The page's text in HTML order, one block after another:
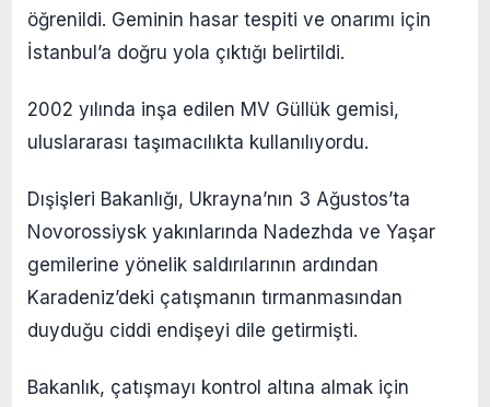
öğrenildi. Geminin hasar tespiti ve onarımı için
İstanbul’a doğru yola çıktığı belirtildi.
2002 yılında inşa edilen MV Güllük gemisi,
uluslararası taşımacılıkta kullanılıyordu.
Dışişleri Bakanlığı, Ukrayna’nın 3 Ağustos’ta
Novorossiysk yakınlarında Nadezhda ve Yaşar
gemilerine yönelik saldırılarının ardından
Karadeniz’deki çatışmanın tırmanmasından
duyduğu ciddi endişeyi dile getirmişti.
Bakanlık, çatışmayı kontrol altına almak için